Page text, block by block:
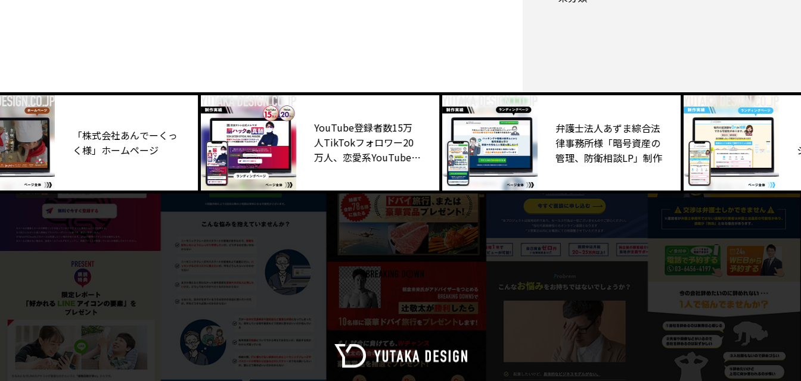
「株式会社あんでーくっ
く様」ホームページ
YouTube登録者数15万
人TikTokフォロワー20
万人、恋愛系YouTuber
世良サトシ様「メルマガ
登録用LP」制作
弁護士法人あずま綜合法
律事務所様「暗号資産の
管理、防衛相談LP」制作
「あまた
シミュレ